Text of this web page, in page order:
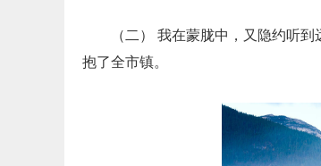
（二） 我在蒙胧中，又隐约听
抱了全市镇。